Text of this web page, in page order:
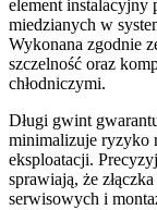
element instalacyjny
miedzianych w
Wykonana zgodnie
szczelność oraz
chłodniczymi.
Długi gwint
minimalizuje ryzyko
eksploatacji.
sprawiają, że
serwisowych i